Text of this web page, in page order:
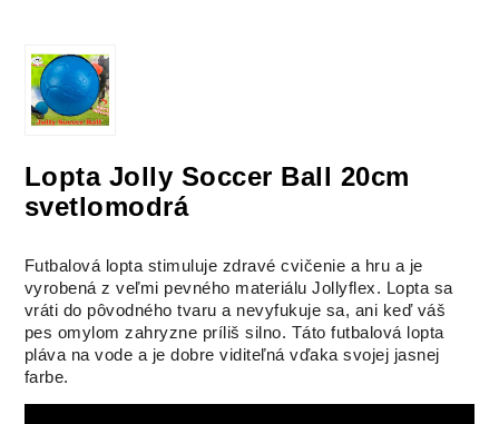
Lopta Jolly Soccer Ball 20cm
svetlomodrá
Futbalová lopta stimuluje zdravé cvičenie a hru a je
vyrobená z veľmi pevného materiálu Jollyflex. Lopta sa
vráti do pôvodného tvaru a nevyfukuje sa, ani keď váš
pes omylom zahryzne príliš silno. Táto futbalová lopta
pláva na vode a je dobre viditeľná vďaka svojej jasnej
farbe.